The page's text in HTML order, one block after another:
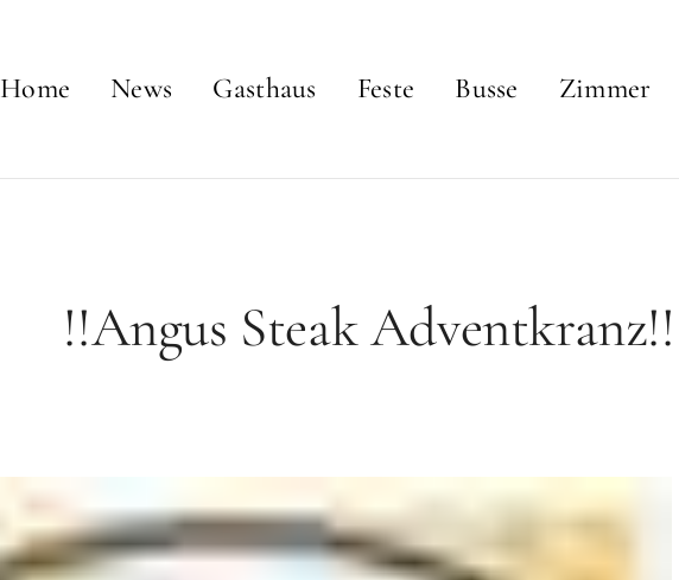
Home News Gasthaus Feste Busse Zimmer
!!Angus Steak Adventkranz!!